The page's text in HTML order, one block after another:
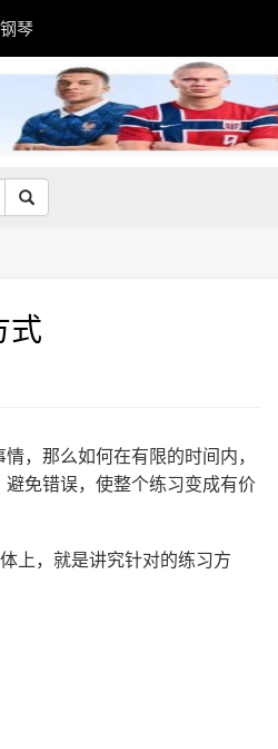
钢琴
式
，那么如何在有限的时间内，
免错误，使整个练习变成有价
上，就是讲究针对的练习方